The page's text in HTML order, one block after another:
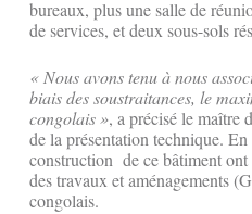
bureaux, plus une salle de
de services, et deux sous-sols
« Nous avons tenu à nous
biais des soustraitances, le
congolais », a précisé le maître
de la présentation technique.
construction de ce bâtiment ont
des travaux et aménagements
congolais.